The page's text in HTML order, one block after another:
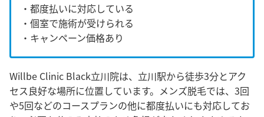
・都度払いに対応している
・個室で施術が受けられる
・キャンペーン価格あり
Willbe Clinic Black立川院は、立川駅から徒歩3分とアク
セス良好な場所に位置しています。メンズ脱毛では、3回
や5回などのコースプランの他に都度払いにも対応してお